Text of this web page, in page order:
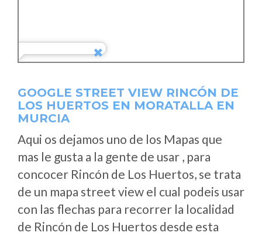
GOOGLE STREET VIEW RINCÓN DE
LOS HUERTOS EN MORATALLA EN
MURCIA
Aqui os dejamos uno de los Mapas que
mas le gusta a la gente de usar , para
concocer Rincón de Los Huertos, se trata
de un mapa street view el cual podeis usar
con las flechas para recorrer la localidad
de Rincón de Los Huertos desde esta